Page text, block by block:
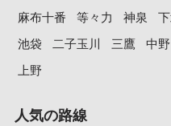
麻布十番
等々力 神泉
池袋
二子玉川 三鷹 中野
上野
人気の路線